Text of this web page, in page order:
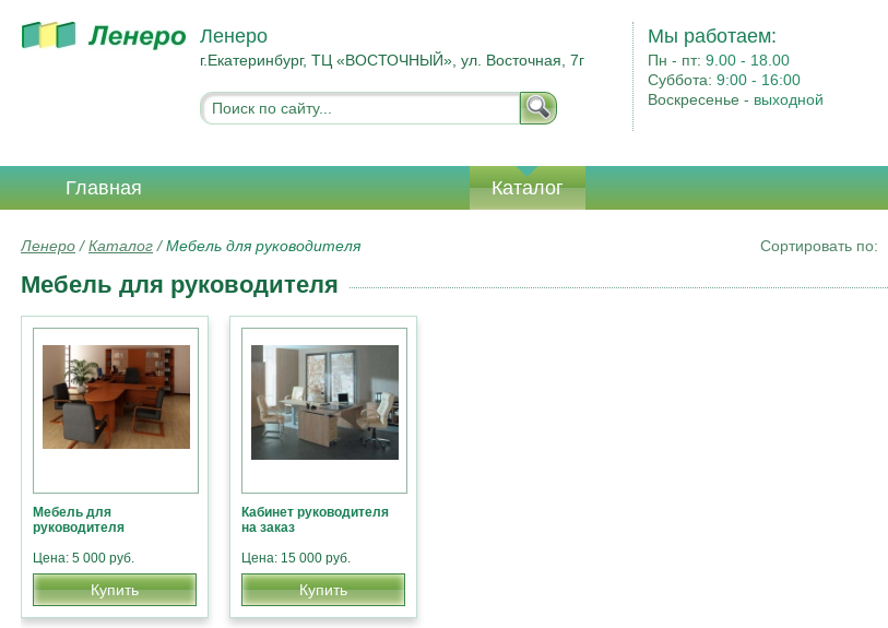
Ленеро
г.Екатеринбург, ТЦ «ВОСТОЧНЫЙ», ул. Восточная, 7г
Мы работаем:
Пн - пт:9.00 - 18.00
Суббота:9:00 - 16:00
Воскресенье - выходной
Главная Каталог
Сортировать по:
Ленеро /Каталог /Мебель для руководителя
Мебель для руководителя
Мебель для
руководителя
Цена: 5 000 руб.
Купить
Кабинет руководителя
на заказ
Цена: 15 000 руб.
Купить